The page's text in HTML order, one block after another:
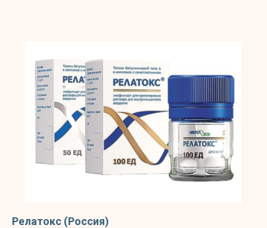
Релатокс (Россия)
ПОКАЗАНИЯ К БОТУЛИНОТЕРАПИИ:
ЭСТЕТИКА И МЕДИЦИНА
Современная ботулинотерапия — это не
только способ профилактики и устранения
морщин, но и универсальный инструмент для
решения разнообразных эстетических и
медицинских проблем.